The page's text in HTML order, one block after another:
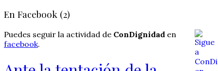
En Facebook (2)
Puedes seguir la actividad de ConDignidad en
facebook.